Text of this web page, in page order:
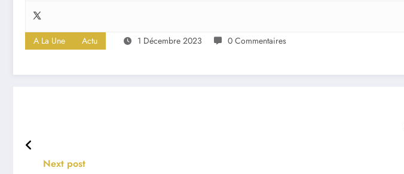
A La Une Actu 1 Décembre 2023 0 Commentaires
Next post